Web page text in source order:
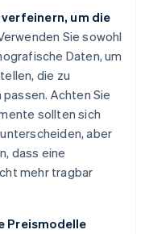
um die
Sie sowohl
Daten, um
die zu
Achten Sie
sollten sich
aber
dass eine
mehr tragbar
Preismodelle